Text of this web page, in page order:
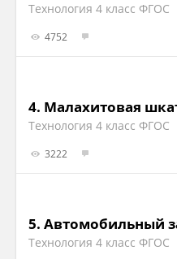
Технология 4 класс ФГОС
4752
4. Малахитовая
Технология 4 класс ФГОС
3222
5. Автомобильный
Технология 4 класс ФГОС